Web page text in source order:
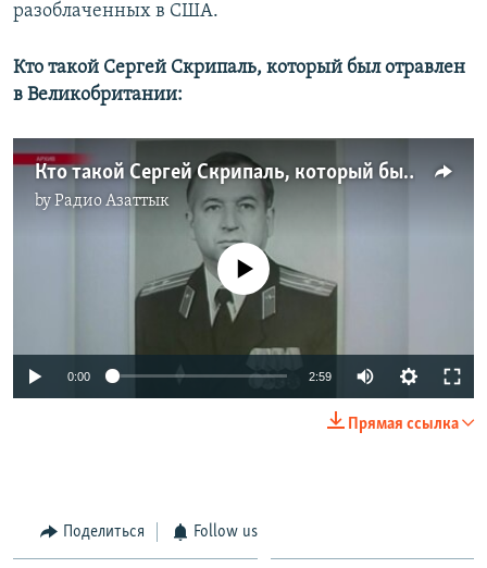
разоблаченных в США.
Кто такой Сергей Скрипаль, который был отравлен
в Великобритании:
Кто такой Сергей Скрипаль, который был отравлен в Великобритании
byРадио Азаттык
No media source currently available
0:00 2:59
Прямая ссылка
Поделиться Follow us